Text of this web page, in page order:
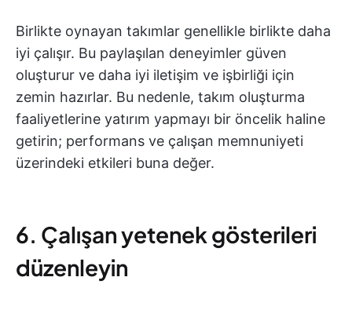
Birlikte oynayan takımlar genellikle birlikte daha
iyi çalışır. Bu paylaşılan deneyimler güven
oluşturur ve daha iyi iletişim ve işbirliği için
zemin hazırlar. Bu nedenle, takım oluşturma
faaliyetlerine yatırım yapmayı bir öncelik haline
getirin; performans ve çalışan memnuniyeti
üzerindeki etkileri buna değer.
6. Çalışan yetenek gösterileri
düzenleyin